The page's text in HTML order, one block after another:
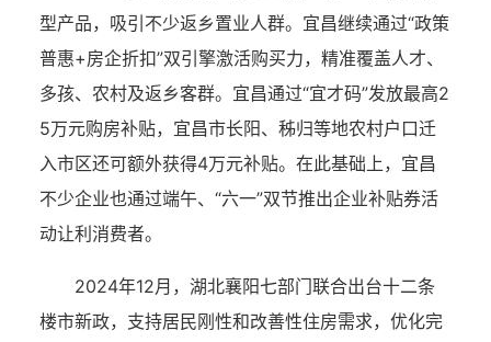
型产品，吸引不少返乡置业人群。宜昌继续通过“政策
普惠+房企折扣”双引擎激活购买力，精准覆盖人才、
多孩、农村及返乡客群。宜昌通过“宜才码”发放最高2
5万元购房补贴，宜昌市长阳、秭归等地农村户口迁
入市区还可额外获得4万元补贴。在此基础上，宜昌
不少企业也通过端午、“六一”双节推出企业补贴券活
动让利消费者。
2024年12月，湖北襄阳七部门联合出台十二条
楼市新政，支持居民刚性和改善性住房需求，优化完